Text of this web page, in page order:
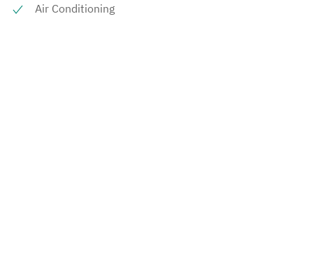
Air Conditioning